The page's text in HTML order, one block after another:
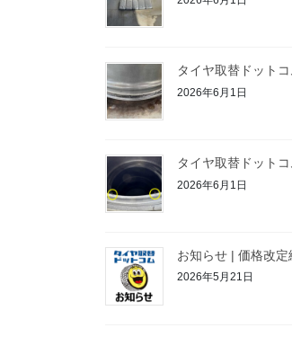
タイヤ取替ドット
2026年6月1日
タイヤ取替ドット
2026年6月1日
お知らせ | 価格改定
2026年5月21日